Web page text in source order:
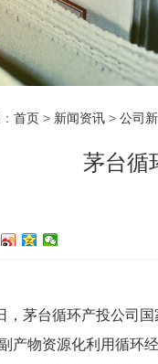
首页 > 新闻资讯 > 公司
茅台循
， 茅台循环产投公司
产物资源化利用循环